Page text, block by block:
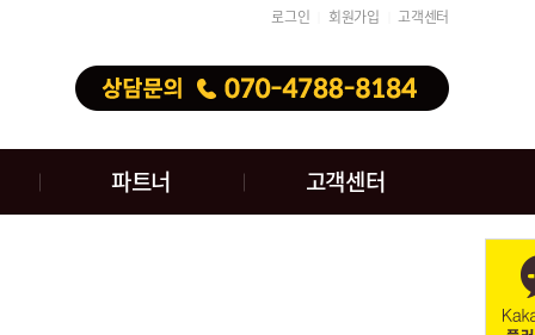
로그인 회원가입 고객센터
파트너 고객센터